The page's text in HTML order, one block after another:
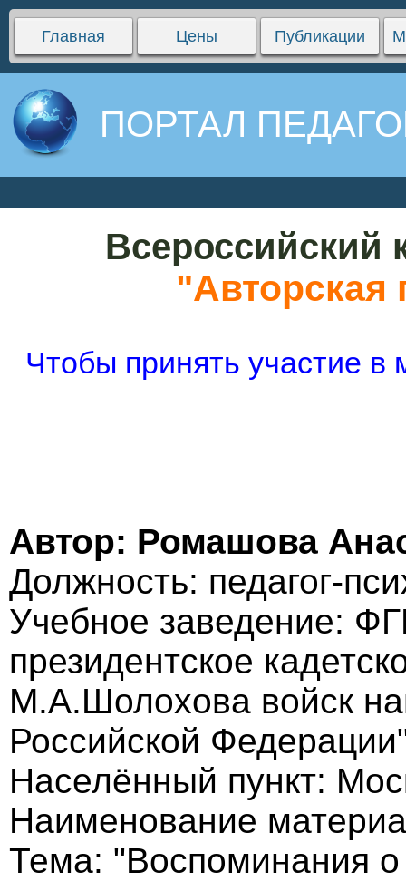
Главная Цены Публикации
ПОРТАЛ
Всероссийский
"Авторская
Чтобы принять участие
Автор: Ромашова
Должность: педагог-
Учебное заведение:
президентское
М.А.Шолохова войск
Российской
Населённый пункт:
Наименование
Тема: "Воспоминания о